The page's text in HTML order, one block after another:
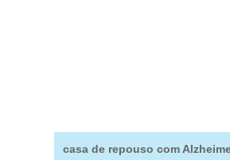
casa de repouso com